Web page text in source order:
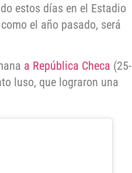
estos días en el Estadio
el año pasado, será
a República Checa (25-
luso, que lograron una